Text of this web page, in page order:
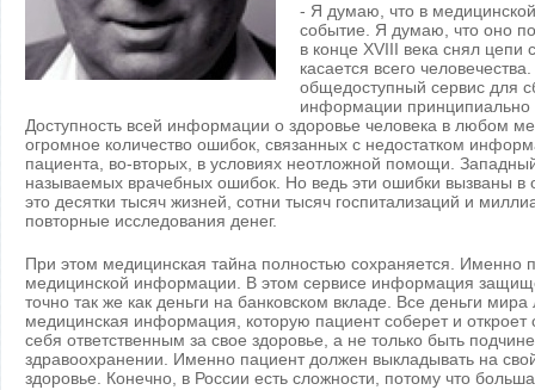
- Я думаю, что в
событие. Я думаю, что оно
в конце XVIII века снял цепи
касается всего
общедоступный сервис для
информации
Доступность всей информации о здоровье человека в любом
огромное количество ошибок, связанных с недостатком
пациента, во-вторых, в условиях неотложной помощи. Западный
называемых врачебных ошибок. Но ведь эти ошибки вызваны
это десятки тысяч жизней, сотни тысяч госпитализаций и
повторные исследования денег.
При этом медицинская тайна полностью сохраняется. Именно
медицинской информации. В этом сервисе информация
точно так же как деньги на банковском вкладе. Все деньги
медицинская информация, которую пациент соберет и откроет
себя ответственным за свое здоровье, а не только быть
здравоохранении. Именно пациент должен выкладывать на
здоровье. Конечно, в России есть сложности, потому что